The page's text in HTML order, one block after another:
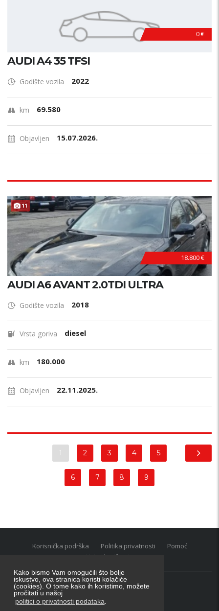
Kako bismo Vam omogućili što bolje
iskustvo, ova stranica koristi kolačiće
(cookies). O tome kako ih koristimo, možete
pročitati u našoj
politici o privatnosti podataka
0 €
AUDI A4 35 TFSI
Godište vozila 2022
km 69.580
Objavljen 15.07.2026.
11
18.800 €
AUDI A6 AVANT 2.0TDI ULTRA
Godište vozila 2018
Vrsta goriva diesel
km 180.000
Objavljen 22.11.2025.
1 2 3 4 5
6 7 8 9
Korisnička podrška Politika privatnosti
Pomoć
Uvjeti korištenja
Oglasnik grupacija:posao.hr|oglasnik.hr|auti.hr
Tečaj za konverziju u EUR valutu: 1 euro = 7.53450 kn